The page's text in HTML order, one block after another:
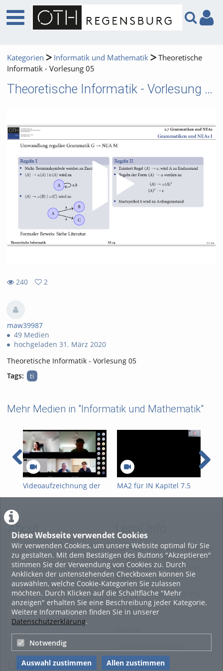
Diese Webseite verwendet Cookies
Wir verwenden Cookies, um unsere Website optimal für Sie
zu gestalten. Mit dem Bestätigen des Buttons "Akzeptieren"
stimmen Sie der Verwendung von Cookies zu. Durch
Anklicken der untenstehenden Checkboxen können Sie
auswählen, welche Cookie-Kategorien Sie zulassen
möchten. Durch Klicken auf die Schaltfläche "Mehr
anzeigen" erhalten Sie eine Beschreibung jeder Kategorie.
Weitere Informationen finden Sie in unserer
Datenschutzerklärung.
Notwendig
Auswahl zustimmen Allen zustimmen
Kategorien Informatik und Mathematik
Theoretische
Informatik - Vorlesung 05
Theoretische Informatik - Vorlesung 05
240
views
2
favorites
maw39987
49 Medien
hochgeladen 31. März 2020
Theoretische Informatik - Vorlesung 05
Tags:
ti
Mehr Medien in "Informatik und Mathematik"
Videoaufzeichnung der
FWPM-
MA2 für IN Kapitel 7.5
Mehrdimensionale
About Legal Info
Terms and Conditions for the
Usage of this ViMP based
website (including all sub-
pages)
Privacy Statement for this
ViMP based Website incl.
Sub-pages
Links